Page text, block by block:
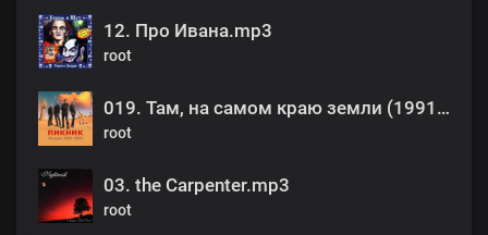
12. Про Ивана.mp3
root
019. Там, на самом краю земли (1991).mp3
root
03. the Carpenter.mp3
root